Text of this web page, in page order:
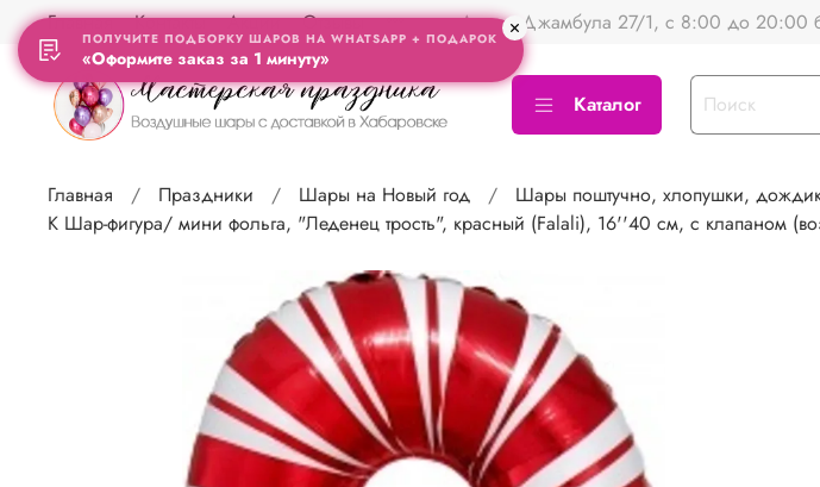
Главная Контакты Акции Отзывы Адрес Джамбула 27/1, с 8:00 до 20:00
Каталог
Главная Праздники Шары на Новый год
Шары поштучно, хлопушки,
К Шар-фигура/ мини фольга, "Леденец трость", красный (Falali), 16''40 см, с клапаном
ПОЛУЧИТЕ ПОДБОРКУ ШАРОВ НА WHATSAPP + ПОДАРОК
«Оформите заказ за 1 минуту»